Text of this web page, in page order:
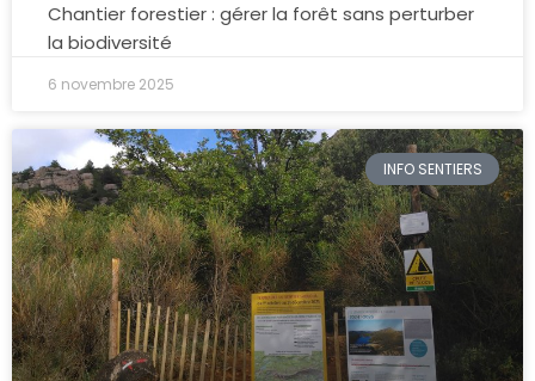
Chantier forestier : gérer la forêt sans perturber
la biodiversité
6 novembre 2025
INFO SENTIERS